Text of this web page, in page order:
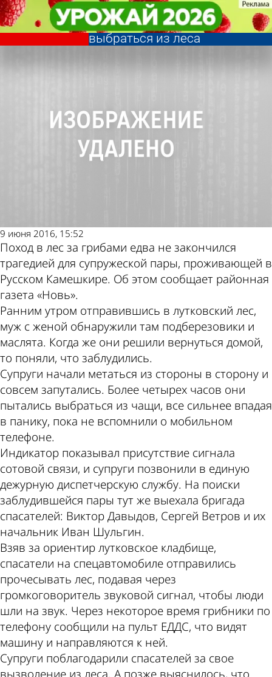
Камешкирские спасатели
помогли супругам-грибникам
выбраться из леса
Происшествия
9 июня 2016, 15:52
Поход в лес за грибами едва не закончился
трагедией для супружеской пары, проживающей в
Русском Камешкире. Об этом сообщает районная
газета «Новь».
Ранним утром отправившись в лутковский лес,
муж с женой обнаружили там подберезовики и
маслята. Когда же они решили вернуться домой,
то поняли, что заблудились.
Супруги начали метаться из стороны в сторону и
совсем запутались. Более четырех часов они
пытались выбраться из чащи, все сильнее впадая
в панику, пока не вспомнили о мобильном
телефоне.
Индикатор показывал присутствие сигнала
сотовой связи, и супруги позвонили в единую
дежурную диспетчерскую службу. На поиски
заблудившейся пары тут же выехала бригада
спасателей: Виктор Давыдов, Сергей Ветров и их
начальник Иван Шульгин.
Взяв за ориентир лутковское кладбище,
спасатели на спецавтомобиле отправились
прочесывать лес, подавая через
громкоговоритель звуковой сигнал, чтобы люди
шли на звук. Через некоторое время грибники по
телефону сообщили на пульт ЕДДС, что видят
машину и направляются к ней.
Супруги поблагодарили спасателей за свое
вызволение из леса. А позже выяснилось, что
Камешкирские спасатели
помогли супругам-грибникам
выбраться из леса
Происшествия
Другие новости
по теме
Погода и курсы
валют в Пензе